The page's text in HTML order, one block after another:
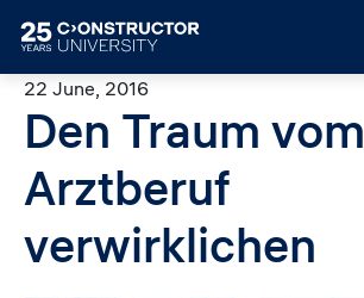
22 June, 2016
Den Traum vom
Arztberuf
verwirklichen